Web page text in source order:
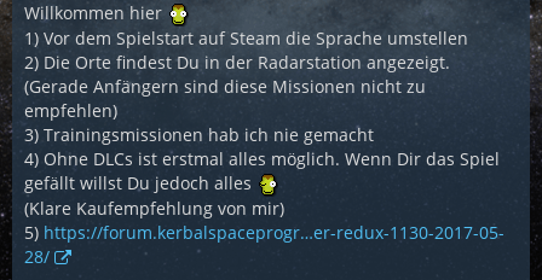
Willkommen hier
1) Vor dem Spielstart auf Steam die Sprache umstellen
2) Die Orte findest Du in der Radarstation angezeigt.
(Gerade Anfängern sind diese Missionen nicht zu
empfehlen)
3) Trainingsmissionen hab ich nie gemacht
4) Ohne DLCs ist erstmal alles möglich. Wenn Dir das Spiel
gefällt willst Du jedoch alles
(Klare Kaufempfehlung von mir)
5) https://forum.kerbalspaceprogr…er-redux-1130-2017-05-
28/